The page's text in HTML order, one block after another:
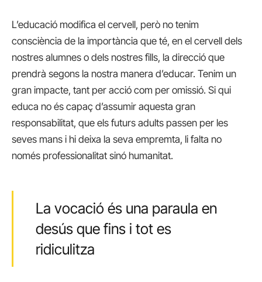
L’educació modifica el cervell, però no tenim
consciència de la importància que té, en el cervell dels
nostres alumnes o dels nostres fills, la direcció que
prendrà segons la nostra manera d’educar. Tenim un
gran impacte, tant per acció com per omissió. Si qui
educa no és capaç d’assumir aquesta gran
responsabilitat, que els futurs adults passen per les
seves mans i hi deixa la seva empremta, li falta no
només professionalitat sinó humanitat.
La vocació és una paraula en
desús que fins i tot es
ridiculitza